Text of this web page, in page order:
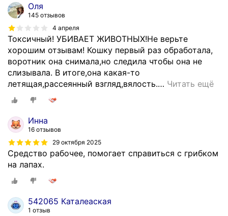
Оля
145 отзывов
4 апреля
Токсичный! УБИВАЕТ ЖИВОТНЫХ!Не верьте
хорошим отзывам! Кошку первый раз обработала,
воротник она снимала,но следила чтобы она не
слизывала. В итоге,она какая-то
летящая,рассеянный взгляд,вялость.… Читать ещё
Инна
16 отзывов
29 октября 2025
Средство рабочее, помогает справиться с грибком
на лапах.
542065 Каталеаская
1 отзыв